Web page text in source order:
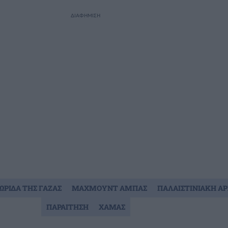
ΔΙΑΦΗΜΙΣΗ
ΤΗΣ ΓΑΖΑΣ ΜΑΧΜΟΥΝΤ ΑΜΠΑΣ
ΠΑΛΑΙΣΤΙΝΙΑΚΗ
ΠΑΡΑΙΤΗΣΗ
ΧΑΜΑΣ